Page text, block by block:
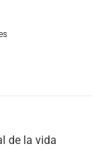
de la vida